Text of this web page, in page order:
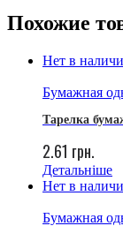
Похожие
Нет в
Бумажная
Тарелка
2.61 грн.
Детальніше
Нет в
Бумажная